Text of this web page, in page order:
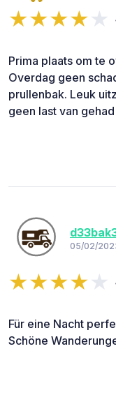
Prima plaats om te
Overdag geen
prullenbak. Leuk
geen last van
05/02/
Für eine Nacht
Schöne